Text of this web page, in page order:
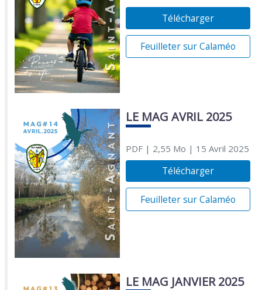
Télécharger
Feuilleter sur Calaméo
LE MAG AVRIL 2025
PDF| 2,55 Mo | 15 Avril 2025
Télécharger
Feuilleter sur Calaméo
LE MAG JANVIER 2025